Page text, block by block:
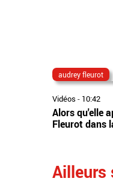
audrey fleurot
Vidéos - 10:42
Alors qu'elle
Fleurot dans
Ailleurs